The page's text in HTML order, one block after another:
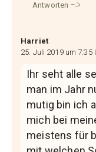
Antworten
Harriet
25. Juli 2019 um 7:35
Ihr seht alle
man im Jahr
mutig bin ich
mich bei
meistens für